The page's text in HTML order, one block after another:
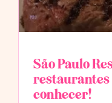
São Paulo
restaurantes
conhecer!